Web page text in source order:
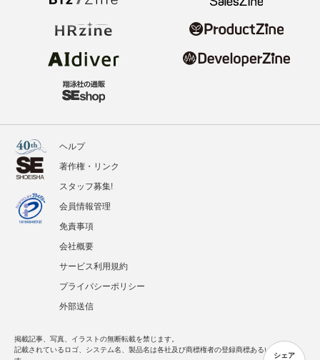
シェア
ヘルプ
著作権・リンク
スタッフ募集!
会員情報管理
免責事項
会社概要
サービス利用規約
プライバシーポリシー
外部送信
掲載記事、写真、イラストの無断転載を禁じます。
記載されているロゴ、システム名、製品名は各社及び商標権者の登録商標あるいは商標で